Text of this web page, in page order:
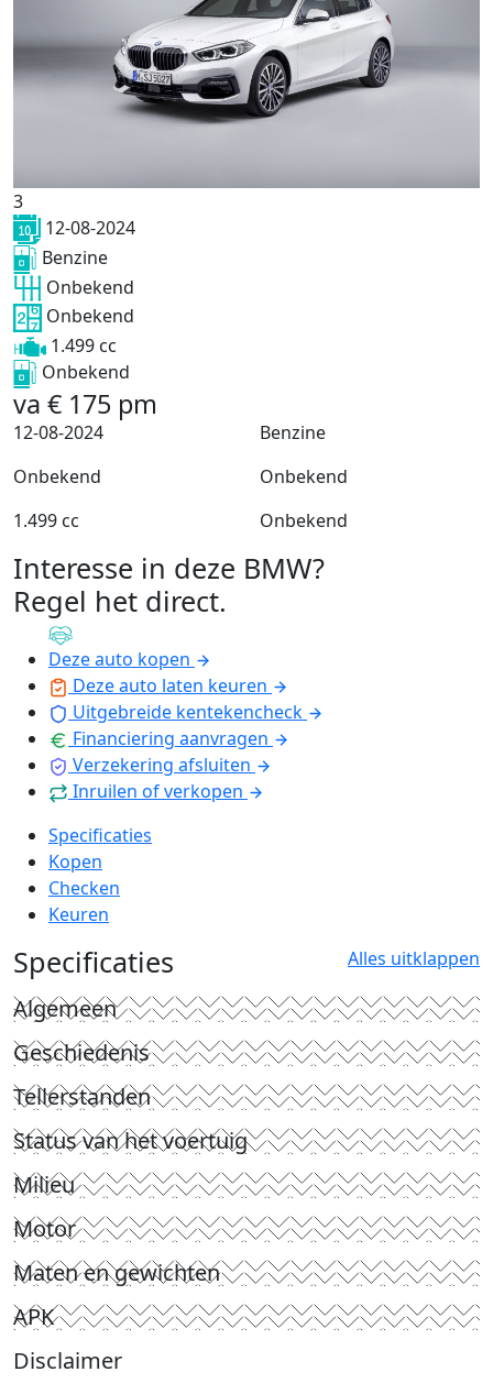
3
12-08-2024
Benzine
Onbekend
Onbekend
1.499 cc
Onbekend
va € 175 pm
12-08-2024
Benzine
Onbekend
Onbekend
1.499 cc
Onbekend
Interesse in deze BMW?
Regel het direct.
Deze auto kopen
Deze auto laten keuren
Uitgebreide kentekencheck
Financiering aanvragen
Verzekering afsluiten
Inruilen of verkopen
Specificaties
Kopen
Checken
Keuren
Specificaties Alles uitklappen
Algemeen
Geschiedenis
Tellerstanden
Status van het voertuig
Milieu
Motor
Maten en gewichten
APK
Disclaimer